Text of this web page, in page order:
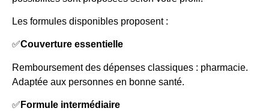
Les formules disponibles proposent :
✅Couverture essentielle
Remboursement des dépenses classiques : pharmacie.
Adaptée aux personnes en bonne santé.
✅ Formule intermédiaire